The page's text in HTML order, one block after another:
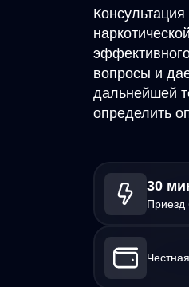
вопросы и
дальнейшей
определить
30
Приезд